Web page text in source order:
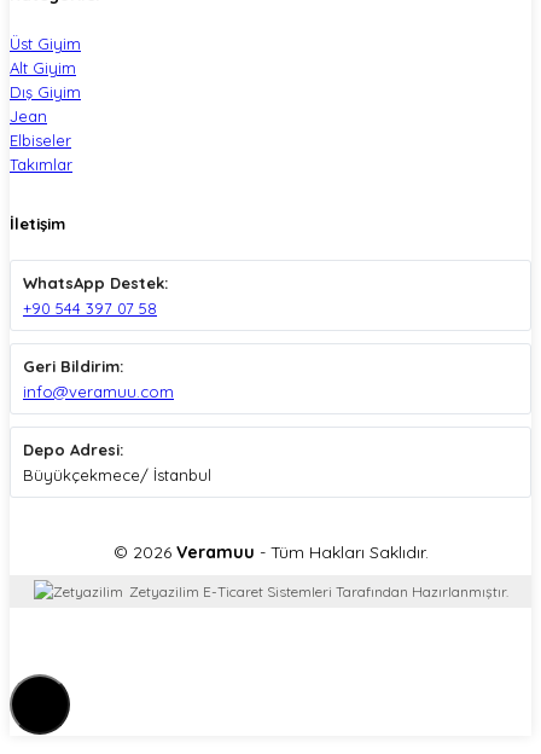
Üst Giyim
Alt Giyim
Dış Giyim
Jean
Elbiseler
Takımlar
İletişim
WhatsApp Destek:
+90 544 397 07 58
Geri Bildirim:
info@veramuu.com
Depo Adresi:
Büyükçekmece/ İstanbul
© 2026 Veramuu - Tüm Hakları Saklıdır.
Zetyazilim E-Ticaret Sistemleri Tarafından Hazırlanmıştır.